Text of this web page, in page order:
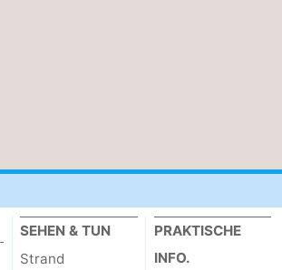
SEHEN & TUN
Strand
PRAKTISCHE
INFO.